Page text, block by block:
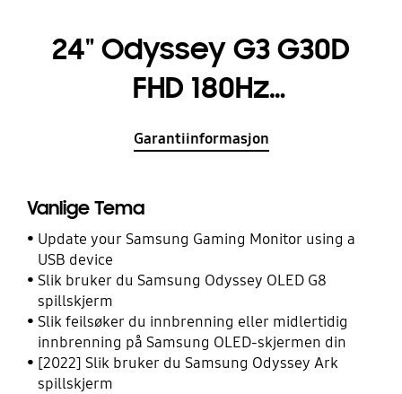
24" Odyssey G3 G30D
FHD 180Hz
Gamingskjerm
Garantiinformasjon
Vanlige Tema
Update your Samsung Gaming Monitor using a
USB device
Slik bruker du Samsung Odyssey OLED G8
spillskjerm
Slik feilsøker du innbrenning eller midlertidig
innbrenning på Samsung OLED-skjermen din
[2022] Slik bruker du Samsung Odyssey Ark
spillskjerm